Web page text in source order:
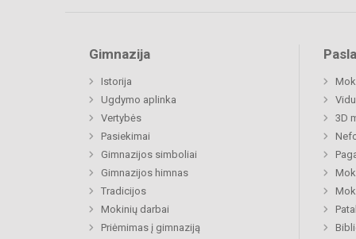
Gimnazija
Istorija
Ugdymo aplinka
Vertybės
Pasiekimai
Gimnazijos simboliai
Gimnazijos himnas
Tradicijos
Mokinių darbai
Priėmimas į gimnaziją
3D